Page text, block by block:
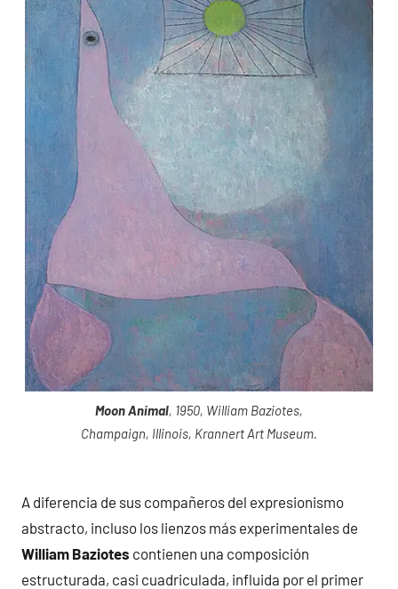
Moon Animal, 1950, William Baziotes,
Champaign, Illinois, Krannert Art Museum.
A diferencia de sus compañeros del expresionismo
abstracto, incluso los lienzos más experimentales de
William Baziotes contienen una composición
estructurada, casi cuadriculada, influida por el primer